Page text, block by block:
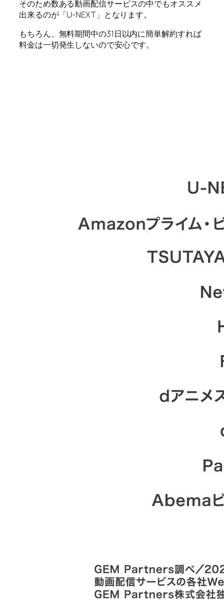
そのため数ある動画配信サービスの中でもオススメ
出来るのが「U-NEXT」となります。
もちろん、無料期間中の31日以内に簡単解約すれば
料金は一切発生しないので安心です。